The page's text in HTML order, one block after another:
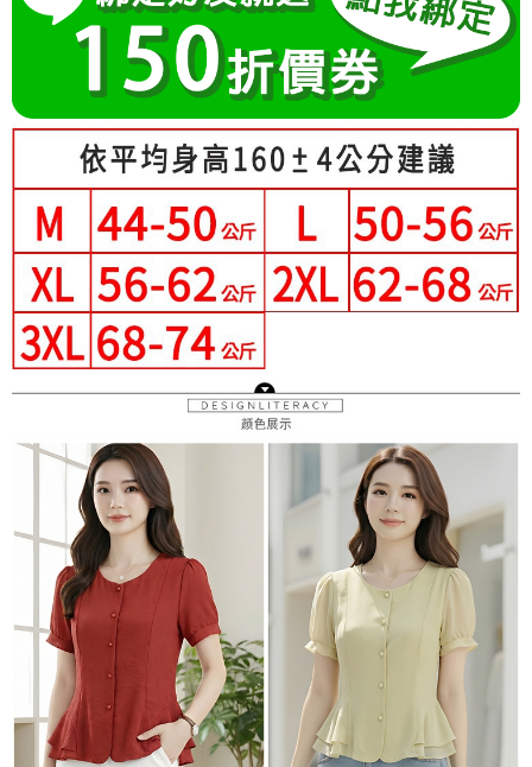
1.分期款項不併入電信帳單，「大哥付你分期」於每月結算日後寄送繳費提
醒簡訊。
2.透過簡訊連結打開帳單後，可選擇「超商條碼／台灣大直營門市／銀行轉
帳／街口支付／iPASS MONEY」等通路繳費。
【注意事項】
1.本服務係由「台灣大哥大股份有限公司」（以下簡稱本公司）所提供，讓
用戶於交易時，得透過本服務購買商品或服務，並由商店將買賣／分期付款
2.基於同意付款使用「大哥付你分期」之契約關係目的，商店將以您的個人
資料（包含姓名、電話或地址）提供予台灣大哥大進項蒐集、處理及利用，
由本公司與您本人進行分期帳單所需資料之確認、核對及更正。
3.完整用戶服務條款，請詳閱以下連結：https://oppay.tw/userRule
【「AFTEE先享後付」結帳流程】
１．於結帳方式選擇「AFTEE先享後付」後，將跳轉至「AFTEE先享後付」
結帳頁面，進行簡訊認證並確認金額後，即可完成結帳。
２．訂單成立數日內，您將收到繳費通知簡訊。
ATM／網路銀行／等多元方式進行付款，方視為交易完成。
※ 請注意：結帳手續完成當下不需立刻繳費，但若您需要取消訂單，請聯絡
購買商品的店家。未經商家同意取消之訂單仍視為有效，需透過AFTEE先享
後付繳納相關費用。
※ 交易是否成功請以「AFTEE先享後付 」之結帳頁面顯示為準，若有關於
是否繳費成功／繳費後需取消欲退款等相關疑問，請聯繫「AFTEE先享後付
客戶支援中心」https://netprotections.freshdesk.com/support/home
【注意事項】
１．透過由恩沛科技股份有限公司提供之「AFTEE先享後付」服務完成之交
易，需依本服務之必要範圍內提供個人資料，並將交易相關給付款項請求債
權轉讓予恩沛科技股份有限公司。
２．關於個人資料處理事宜，請瀏覽以下網址：
https://aftee.tw/terms/#terms3
３．未成年的使用者請事先徵得法定代理人或監護人之同意方可使用
「AFTEE先享後付」，若未經同意申辦者引起之損失，本公司不負相關責
４．使用「AFTEE先享後付」時，將依據個別帳號之用戶狀況，依本公司即
時審查核予不同之上限額度；若仍有額度不足之情形，本公司將視審查結果
請求用戶進行身份認證。
５．嚴禁一人註冊多個帳號或使用他人資訊註冊。若發現惡意使用之情形，
恩沛科技股份有限公司將有權停止該用戶之使用額度並採取法律行動。
運送方式
每筆NT$80，滿NT$699(含以上)免運費
付款後全家取貨
每筆NT$80，滿NT$699(含以上)免運費
萊爾富取貨付款
每筆NT$80，滿NT$699(含以上)免運費
付款後萊爾富取貨
每筆NT$80，滿NT$699(含以上)免運費
7-11付款取貨
每筆NT$80，滿NT$699(含以上)免運費
付款後7-11取貨
每筆NT$80，滿NT$699(含以上)免運費
每筆NT$70，滿NT$699(含以上)免運費
離島-郵局寄送
每筆NT$90，滿NT$699(含以上)免運費